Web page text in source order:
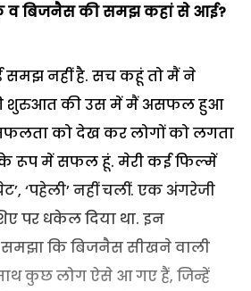
बिजनैस की समझ कहां से आई?
नहीं है. सच कहूं तो मैं ने
शुरुआत की उस में मैं असफल हुआ
को देख कर लोगों को लगता
रूप में सफल हूं. मेरी कई फिल्में
‘पहेली’ नहीं चलीं. एक अंगरेजी
पर धकेल दिया था. इन
कि बिजनैस सीखने वाली
कुछ लोग ऐसे आ गए हैं, जिन्हें